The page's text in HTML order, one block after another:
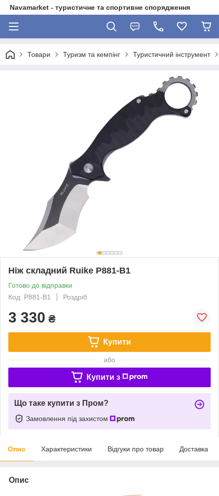
Navamarket - туристичне та спортивне спорядження
Товари Туризм та кемпінг Туристичний інструмент
Ніж складний Ruike P881-B1
Готово до відправки
Код: P881-B1
Роздріб
3 330 ₴
Купити
або
Купити з
Що таке купити з Пром?
Замовлення під захистом
Опис Характеристики Відгуки про товар Доставка
Опис